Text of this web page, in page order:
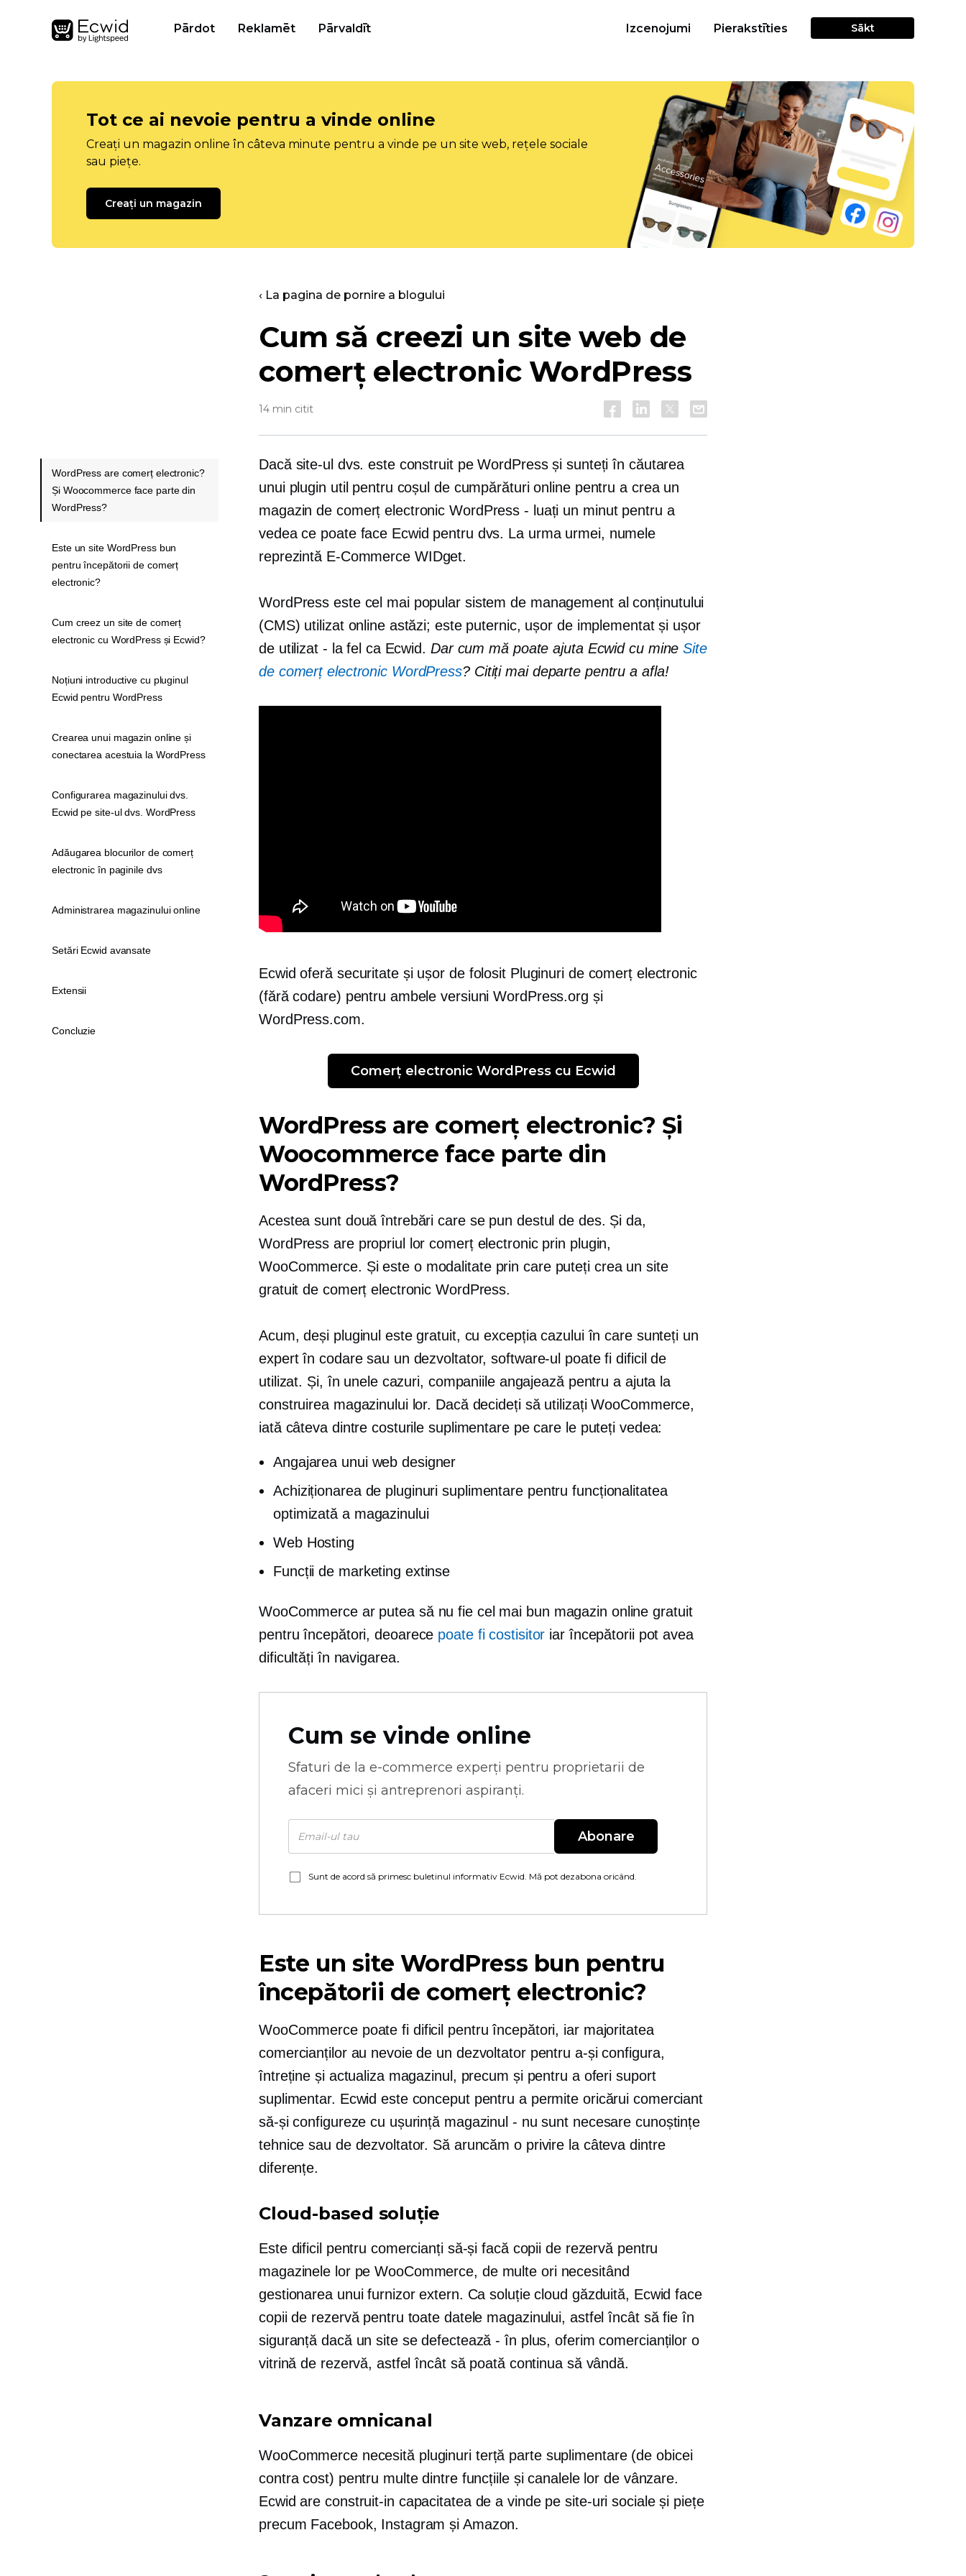
Pārdot Reklamēt Pārvaldīt Izcenojumi Pierakstīties Sākt
Tot ce ai nevoie pentru a vinde online
Creați un magazin online în câteva minute pentru a vinde pe un site web, rețele sociale
sau piețe.
Creați un magazin
‹ La pagina de pornire a blogului
Cum să creezi un site web de
comerț electronic WordPress
14 min citit
Dacă site-ul dvs. este construit pe WordPress și sunteți în căutarea
unui plugin util pentru coșul de cumpărături online pentru a crea un
magazin de comerț electronic WordPress - luați un minut pentru a
vedea ce poate face Ecwid pentru dvs. La urma urmei, numele
reprezintă E-CommerceWIDget.
WordPress este cel mai popular sistem de management al conținutului
(CMS) utilizat online astăzi; este puternic, ușor de implementat și ușor
de utilizat - la fel ca Ecwid. Dar cum mă poate ajuta Ecwid cu mineSite
de comerț electronic WordPress? Citiți mai departe pentru a afla!
Ecwid oferă securitate și ușor de folositPluginuri de comerț electronic
(fără codare) pentru ambele versiuni WordPress.org și
WordPress.com.
Comerț electronic WordPress cu Ecwid
WordPress are comerț electronic? Și
Woocommerce face parte din
WordPress?
Acestea sunt două întrebări care se pun destul de des. Și da,
WordPress are propriul lor comerț electronic prin plugin,
WooCommerce. Și este o modalitate prin care puteți crea un site
gratuit de comerț electronic WordPress.
Acum, deși pluginul este gratuit, cu excepția cazului în care sunteți un
expert în codare sau un dezvoltator, software-ul poate fi dificil de
utilizat. Și, în unele cazuri, companiile angajează pentru a ajuta la
construirea magazinului lor. Dacă decideți să utilizați WooCommerce,
iată câteva dintre costurile suplimentare pe care le puteți vedea:
Angajarea unui web designer
Achiziționarea de pluginuri suplimentare pentru funcționalitatea
optimizată a magazinului
Web Hosting
Funcții de marketing extinse
WooCommerce ar putea să nu fie cel mai bun magazin online gratuit
pentruîncepători, deoarece poate fi costisitor iar începătorii pot avea
dificultăți în navigarea.
Cum se vinde online
Sfaturi de la e-commerce experți pentru proprietarii de
afaceri mici și antreprenori aspiranți.
Abonare
Sunt de acord să primesc buletinul informativ Ecwid. Mă pot dezabona oricând.
Este un site WordPress bun pentru
începătorii de comerț electronic?
WooCommerce poate fi dificil pentru începători, iar majoritatea
comercianților au nevoie de un dezvoltator pentru a-și configura,
întreține și actualiza magazinul, precum și pentru a oferi suport
suplimentar. Ecwid este conceput pentru a permite oricărui comerciant
să-și configureze cu ușurință magazinul - nu sunt necesare cunoștințe
tehnice sau de dezvoltator. Să aruncăm o privire la câteva dintre
diferențe.
Cloud-based soluţie
Este dificil pentru comercianți să-și facă copii de rezervă pentru
magazinele lor pe WooCommerce, de multe ori necesitând
gestionarea unui furnizor extern. Ca soluție cloud găzduită, Ecwid face
copii de rezervă pentru toate datele magazinului, astfel încât să fie în
siguranță dacă un site se defectează - în plus, oferim comercianților o
vitrină de rezervă, astfel încât să poată continua să vândă.
Vanzare omnicanal
WooCommerce necesită pluginuri terță parte suplimentare (de obicei
contra cost) pentru multe dintre funcțiile și canalele lor de vânzare.
Ecwid areconstruit-in capacitatea de a vinde pe site-uri sociale și piețe
precum Facebook, Instagram și Amazon.
WordPress are comerț electronic?
Și Woocommerce face parte din
WordPress?
Este un site WordPress bun
pentru începătorii de comerț
electronic?
Cum creez un site de comerț
electronic cu WordPress și Ecwid?
Noțiuni introductive cu pluginul
Ecwid pentru WordPress
Crearea unui magazin online și
conectarea acestuia la WordPress
Configurarea magazinului dvs.
Ecwid pe site-ul dvs. WordPress
Adăugarea blocurilor de comerț
electronic în paginile dvs
Administrarea magazinului online
Setări Ecwid avansate
Extensii
Concluzie